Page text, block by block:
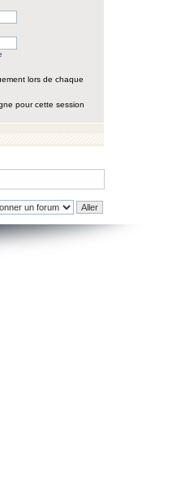
lors de chaque
pour cette session